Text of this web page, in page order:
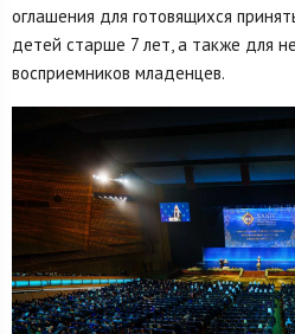
оглашения для готовящихся
детей старше 7 лет, а также для
восприемников младенцев.